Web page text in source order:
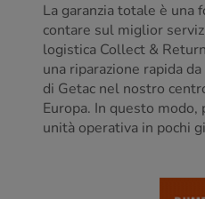
La garanzia totale è una
contare sul miglior
logistica Collect &
una riparazione rapida
di Getac nel nostro
Europa. In questo
unità operativa in pochi